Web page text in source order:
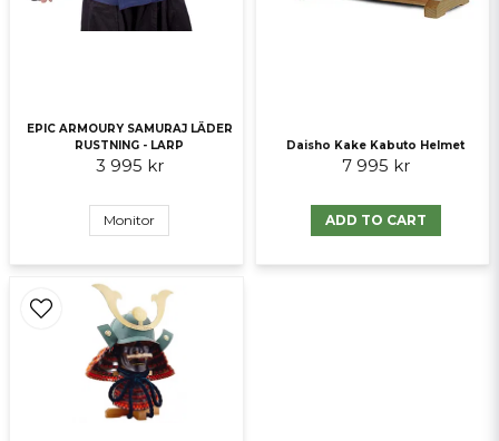
Send question
EPIC ARMOURY SAMURAJ LÄDER
RUSTNING - LARP
3 995 kr
Monitor
Daisho Kake Kabuto Helmet
7 995 kr
ADD TO CART